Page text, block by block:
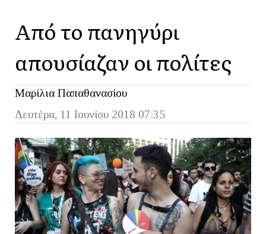
Από το πανηγύρι
απουσίαζαν οι πολίτες
Μαρίλια Παπαθανασίου
Δευτέρα, 11 Ιουνίου 2018 07:35